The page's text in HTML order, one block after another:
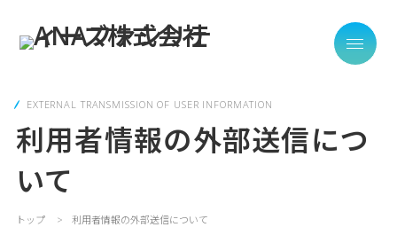
EXTERNAL TRANSMISSION OF USER INFORMATION
利用者情報の外部送信につ
いて
トップ 利用者情報の外部送信について